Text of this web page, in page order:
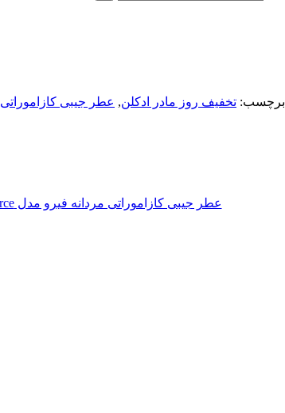
برچسب: تخفیف روز مادر ادکلن, عطر جیبی کازاموراتی
عطر جیبی کازاموراتی مردانه فیرو مدل Fierce حجم 33 میلی لیتر